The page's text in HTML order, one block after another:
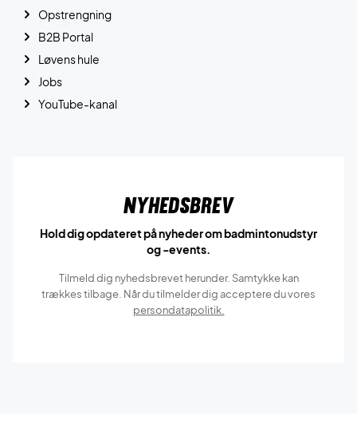
Opstrengning
B2B Portal
Løvens hule
Jobs
YouTube-kanal
Nyhedsbrev
Hold dig opdateret på nyheder om badmintonudstyr
og -events.
Tilmeld dig nyhedsbrevet herunder. Samtykke kan
trækkes tilbage. Når du tilmelder dig acceptere du vores
persondatapolitik.